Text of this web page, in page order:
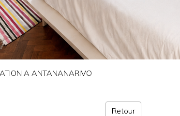
A ANTANANARIVO
Retour